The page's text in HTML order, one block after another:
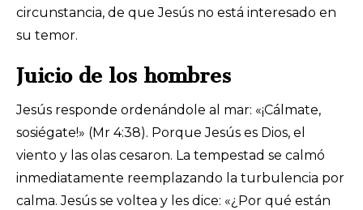
circunstancia, de que Jesús no está interesado en
su temor.
Juicio de los hombres
Jesús responde ordenándole al mar: «¡Cálmate,
sosiégate!» (Mr 4:38). Porque Jesús es Dios, el
viento y las olas cesaron. La tempestad se calmó
inmediatamente reemplazando la turbulencia por
calma. Jesús se voltea y les dice: «¿Por qué están